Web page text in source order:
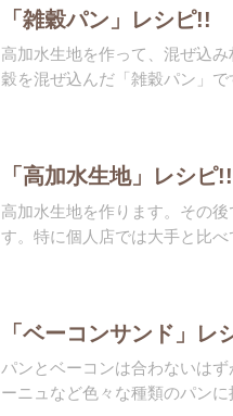
「雑穀パン」レシピ!!
高加水生地を作って、混ぜ込
穀を混ぜ込んだ「雑穀パン」
「高加水生地」レシピ!!
高加水生地を作ります。その
す。特に個人店では大手と比
「ベーコンサンド」レ
パンとベーコンは合わないは
ーニュなど色々な種類のパン